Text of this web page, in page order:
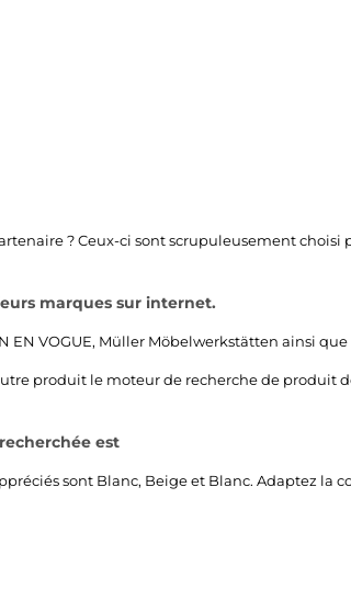
? Ceux-ci sont scrupuleusement choisi
marques sur internet.
EN VOGUE, Müller Möbelwerkstätten ainsi que
produit le moteur de recherche de produit
est
sont Blanc, Beigeet Blanc. Adaptez la